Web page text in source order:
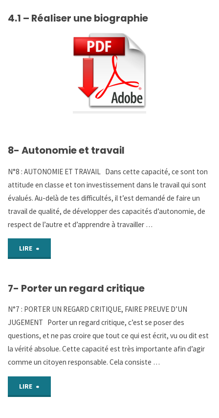
Réaliser
4.1 – Réaliser une biographie
8- Autonomie et travail
N°8 : AUTONOMIE ET TRAVAIL Dans cette capacité, ce sont ton
attitude en classe et ton investissement dans le travail qui sont
évalués. Au-delà de tes difficultés, il t’est demandé de faire un
travail de qualité, de développer des capacités d’autonomie, de
respect de l’autre et d’apprendre à travailler …
LIRE
et
travail"
7- Porter un regard critique
N°7 : PORTER UN REGARD CRITIQUE, FAIRE PREUVE D’UN
JUGEMENT Porter un regard critique, c’est se poser des
questions, et ne pas croire que tout ce qui est écrit, vu ou dit est
la vérité absolue. Cette capacité est très importante afin d’agir
comme un citoyen responsable. Cela consiste …
LIRE